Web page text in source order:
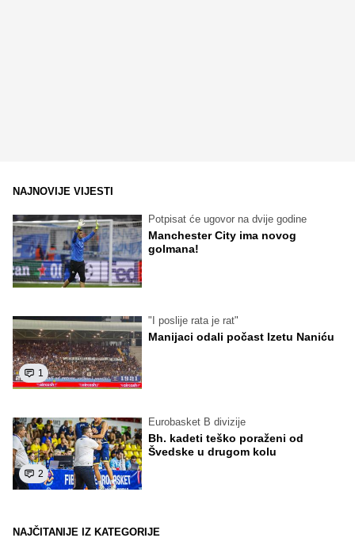
NAJNOVIJE VIJESTI
Potpisat će ugovor na dvije godine
Manchester City ima novog
golmana!
1
"I poslije rata je rat"
Manijaci odali počast Izetu Naniću
2
Eurobasket B divizije
Bh. kadeti teško poraženi od
Švedske u drugom kolu
NAJČITANIJE IZ KATEGORIJE